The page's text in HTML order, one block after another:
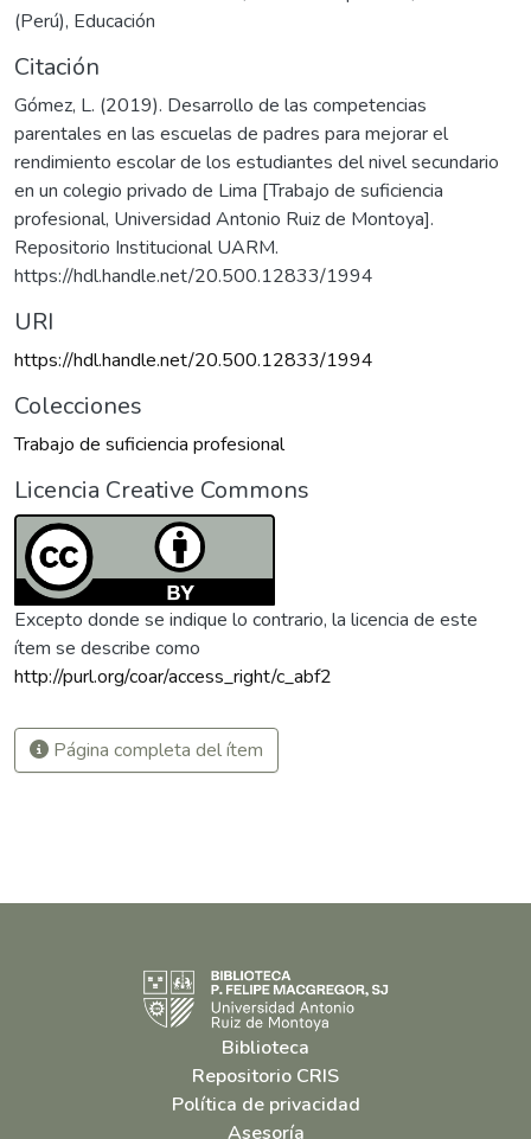
(Perú), Educación
Citación
Gómez, L. (2019). Desarrollo de las competencias
parentales en las escuelas de padres para mejorar el
rendimiento escolar de los estudiantes del nivel secundario
en un colegio privado de Lima [Trabajo de suficiencia
profesional, Universidad Antonio Ruiz de Montoya].
Repositorio Institucional UARM.
https://hdl.handle.net/20.500.12833/1994
URI
https://hdl.handle.net/20.500.12833/1994
Colecciones
Trabajo de suficiencia profesional
Licencia Creative Commons
Excepto donde se indique lo contrario, la licencia de este
ítem se describe como
http://purl.org/coar/access_right/c_abf2
Página completa del ítem
Biblioteca
Repositorio CRIS
Política de privacidad
Asesoría